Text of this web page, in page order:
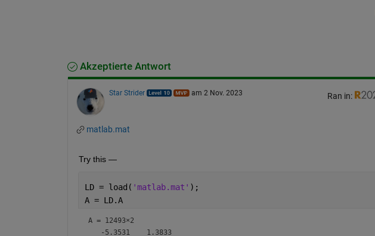
Akzeptierte Antwort
Star Strider am 2 Nov. 2023 Ran in:
matlab.mat
Try this —
LD = load( 'matlab.mat' );
A = LD.A
A = 12493×2
   -5.3531    1.3833